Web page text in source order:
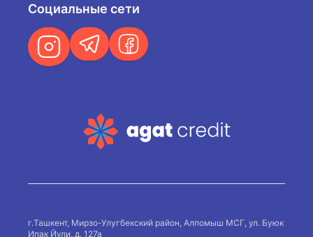
Социальные сети
г.Ташкент, Мирзо-Улугбекский район, Алпомыш МСГ, ул. Буюк
Ипак Йули, д. 127а